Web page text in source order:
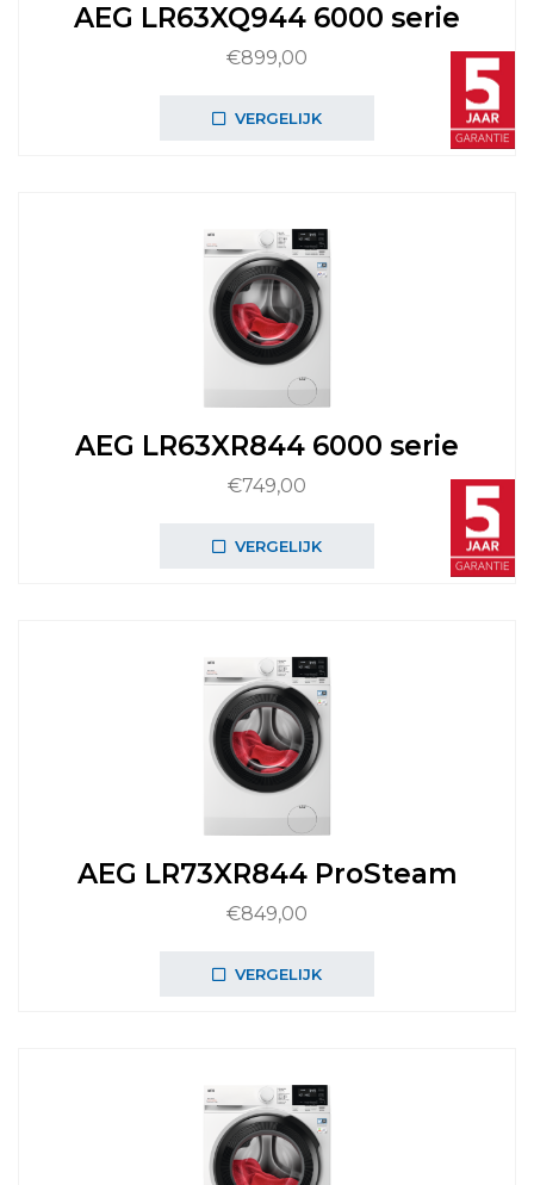
AEG LR63XQ944 6000 serie
€899,00
VERGELIJK
AEG LR63XR844 6000 serie
€749,00
VERGELIJK
AEG LR73XR844 ProSteam
€849,00
VERGELIJK